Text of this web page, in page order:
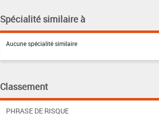
Spécialité similaire à
Aucune spécialité similaire
Classement
PHRASE DE RISQUE